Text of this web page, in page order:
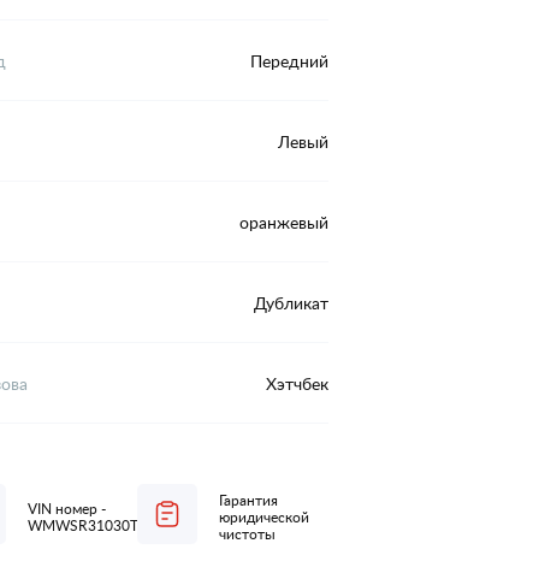
Передний
Левый
оранжевый
Дубликат
Хэтчбек
VIN номер -
WMWSR31030T122667
Гарантия
юридической
чистоты